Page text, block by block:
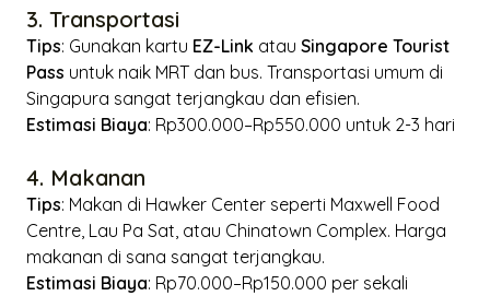
3. Transportasi
Tips: Gunakan kartu EZ-Link atau Singapore Tourist
Pass untuk naik MRT dan bus. Transportasi umum di
Singapura sangat terjangkau dan efisien.
Estimasi Biaya: Rp300.000–Rp550.000 untuk 2-3 hari
4. Makanan
Tips: Makan di Hawker Center seperti Maxwell Food
Centre, Lau Pa Sat, atau Chinatown Complex. Harga
makanan di sana sangat terjangkau.
Estimasi Biaya: Rp70.000–Rp150.000 per sekali